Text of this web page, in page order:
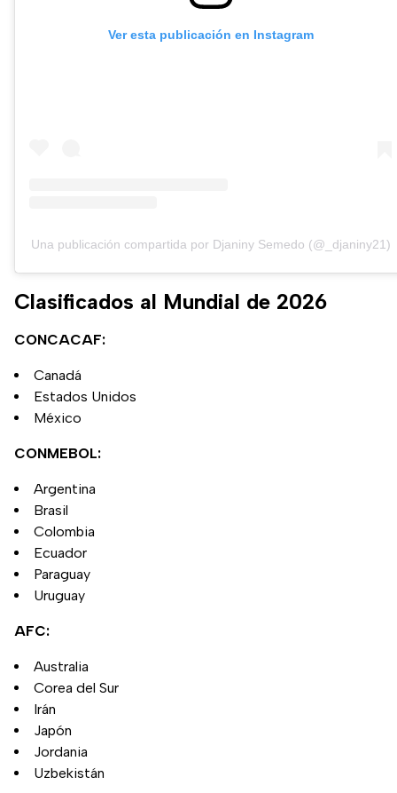
Ver esta publicación en Instagram
Una publicación compartida por Djaniny Semedo (@_djaniny21)
Clasificados al Mundial de 2026
CONCACAF:
Canadá
Estados Unidos
México
CONMEBOL:
Argentina
Brasil
Colombia
Ecuador
Paraguay
Uruguay
AFC:
Australia
Corea del Sur
Irán
Japón
Jordania
Uzbekistán